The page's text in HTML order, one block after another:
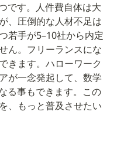
です。人件費自体は大
、圧倒的な人材不足は
若手が5–10社から内定
ん。フリーランスにな
きます。ハローワーク
が一念発起して、数学
る事もできます。この
、もっと普及させたい